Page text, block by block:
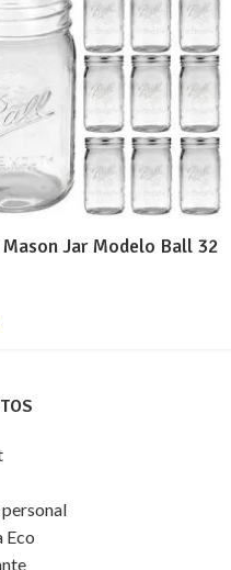
Jar Modelo Ball 32
Eco